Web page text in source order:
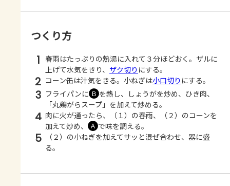
つくり方
1 春雨はたっぷりの熱湯に入れて３分ほどおく。ザルに
上げて水気をきり、 ザク切り にする。
2 コーン缶は汁気をきる。小ねぎは小口切り にする。
3 フライパンに Ｂ を熱し、しょうがを炒め、ひき肉、
「丸鶏がらスープ」を加えて炒める。
4 肉に火が通ったら、（１）の春雨、（２）のコーンを
加えて炒め、
Ａ で味を調える。
5
（２）の小ねぎを加えてサッと混ぜ合わせ、器に盛
る。